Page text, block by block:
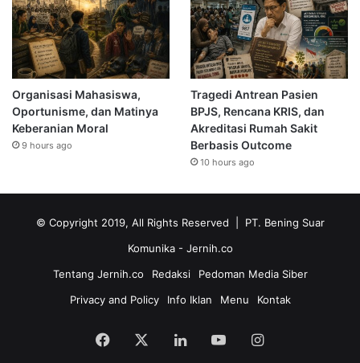
Organisasi Mahasiswa,
Oportunisme, dan Matinya
Keberanian Moral
9 hours ago
Tragedi Antrean Pasien
BPJS, Rencana KRIS, dan
Akreditasi Rumah Sakit
Berbasis Outcome
10 hours ago
© Copyright 2019, All Rights Reserved | PT. Bening Suar
Komunika - Jernih.co
Tentang Jernih.co
Redaksi
Pedoman Media Siber
Privacy and Policy
Info Iklan Menu Kontak
Facebook LinkedInYouTubeInstagram